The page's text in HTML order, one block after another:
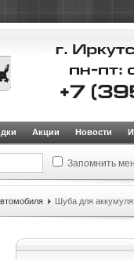
Акции Новости
Запомнить
Шуба для